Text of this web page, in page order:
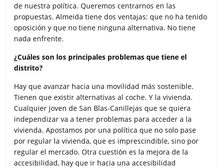
de nuestra política. Queremos centrarnos en las
propuestas. Almeida tiene dos ventajas: que no ha tenido
oposición y que no tiene ninguna alternativa. No tiene
nada enfrente.
¿Cuáles son los principales problemas que tiene el
distrito?
Hay que avanzar hacia una movilidad más sostenible.
Tienen que existir alternativas al coche. Y la vivienda.
Cualquier joven de San Blas-Canillejas que se quiera
independizar va a tener problemas para acceder a la
vivienda. Apostamos por una política que no solo pase
por regular la vivienda, que es imprescindible, sino por
regular el mercado. Otra cuestión es la mejora de la
accesibilidad, hay que ir hacia una accesibilidad